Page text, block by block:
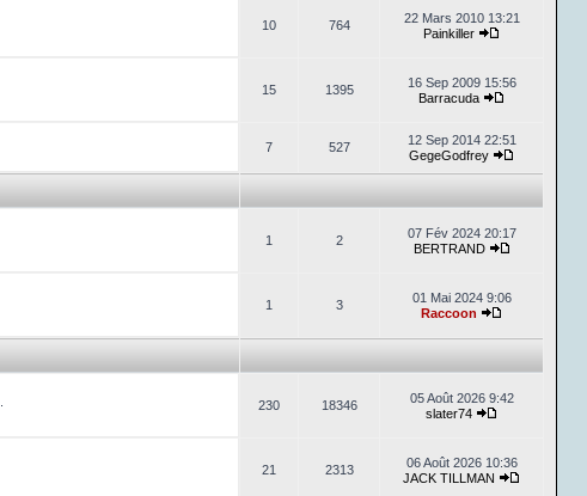
10 764
22 Mars 2010 13:21
Painkiller
15 1395
16 Sep 2009 15:56
Barracuda
7 527
12 Sep 2014 22:51
GegeGodfrey
1 2
07 Fév 2024 20:17
BERTRAND
1 3
01 Mai 2024 9:06
Raccoon
230 18346
05 Août 2026 9:42
slater74
21 2313
06 Août 2026 10:36
JACK TILLMAN